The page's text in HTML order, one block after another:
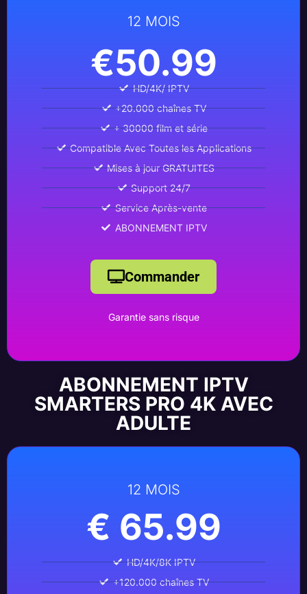
12 MOIS
€50.99
HD/4K/ IPTV
+20.000 chaînes TV
+ 30000 film et série
Compatible Avec Toutes les Applications
Mises à jour GRATUITES
Support 24/7
Service Après-vente
ABONNEMENT IPTV
Commander
Garantie sans risque
ABONNEMENT IPTV
SMARTERS PRO 4K AVEC
ADULTE
12 MOIS
€ 65.99
HD/4K/8K IPTV
+120.000 chaînes TV